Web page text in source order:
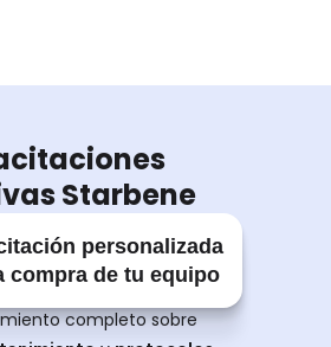
Starbene
personalizada
compra de tu equipo
completo sobre